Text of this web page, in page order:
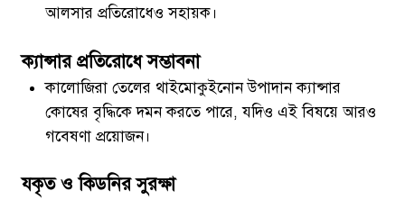
আলসার প্রতিরোধেও সহায়ক।
ক্যান্সার প্রতিরোধে সম্ভাবনা
কালোজিরা তেলের থাইমোকুইনোন উপাদান ক্যান্সার
কোষের বৃদ্ধিকে দমন করতে পারে, যদিও এই বিষয়ে আরও
গবেষণা প্রয়োজন।
যকৃত ও কিডনির সুরক্ষা